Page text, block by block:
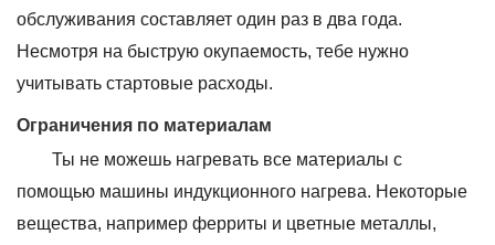
обслуживания составляет один раз в два года.
Несмотря на быструю окупаемость, тебе нужно
учитывать стартовые расходы.
Ограничения по материалам
Ты не можешь нагревать все материалы с
помощью машины индукционного нагрева. Некоторые
вещества, например ферриты и цветные металлы,